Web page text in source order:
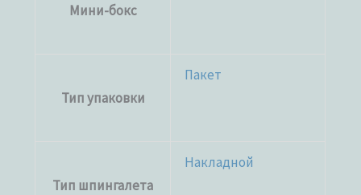
Мини-бокс
Тип упаковки
Пакет
Тип шпингалета
Накладной